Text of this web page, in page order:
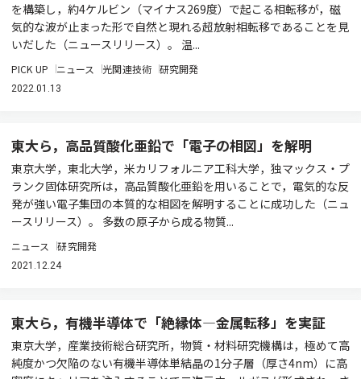
を構築し，約4ケルビン（マイナス269度）で起こる相転移が，磁
気的な波が止まった形で自然と現れる超放射相転移であることを見
いだした（ニュースリリース）。 温...
PICK UP ニュース 光関連技術 研究開発
2022.01.13
東大ら，高品質酸化亜鉛で「電子の相図」を解明
東京大学，東北大学，米カリフォルニア工科大学，独マックス・プ
ランク固体研究所は，高品質酸化亜鉛を用いることで，電気的な反
発が強い電子集団の本質的な相図を解明することに成功した（ニュ
ースリリース）。 多数の原子から成る物質...
ニュース 研究開発
2021.12.24
東大ら，有機半導体で「絶縁体―金属転移」を実証
東京大学，産業技術総合研究所，物質・材料研究機構は，極めて高
純度かつ欠陥のない有機半導体単結晶の1分子層（厚さ4nm）に高